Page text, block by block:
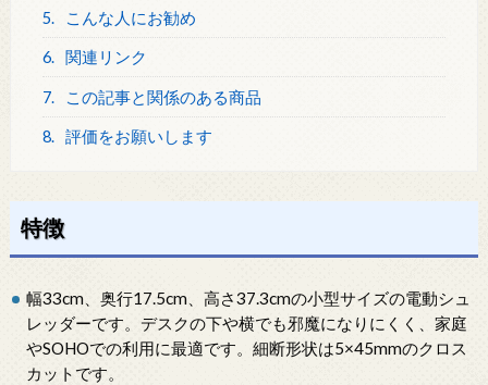
5. こんな人にお勧め
6. 関連リンク
7. この記事と関係のある商品
8. 評価をお願いします
特徴
幅33cm、奥行17.5cm、高さ37.3cmの小型サイズの電動シュ
レッダーです。デスクの下や横でも邪魔になりにくく、家庭
やSOHOでの利用に最適です。細断形状は5×45mmのクロス
カットです。